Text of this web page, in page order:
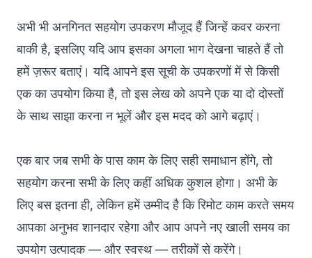
अभी भी अनगिनत सहयोग उपकरण मौजूद हैं जिन्हें कवर करना
बाकी है, इसलिए यदि आप इसका अगला भाग देखना चाहते हैं तो
हमें ज़रूर बताएं। यदि आपने इस सूची के उपकरणों में से किसी
एक का उपयोग किया है, तो इस लेख को अपने एक या दो दोस्तों
के साथ साझा करना न भूलें और इस मदद को आगे बढ़ाएं।
एक बार जब सभी के पास काम के लिए सही समाधान होंगे, तो
सहयोग करना सभी के लिए कहीं अधिक कुशल होगा। अभी के
लिए बस इतना ही, लेकिन हमें उम्मीद है कि रिमोट काम करते समय
आपका अनुभव शानदार रहेगा और आप अपने नए खाली समय का
उपयोग उत्पादक — और स्वस्थ — तरीकों से करेंगे।